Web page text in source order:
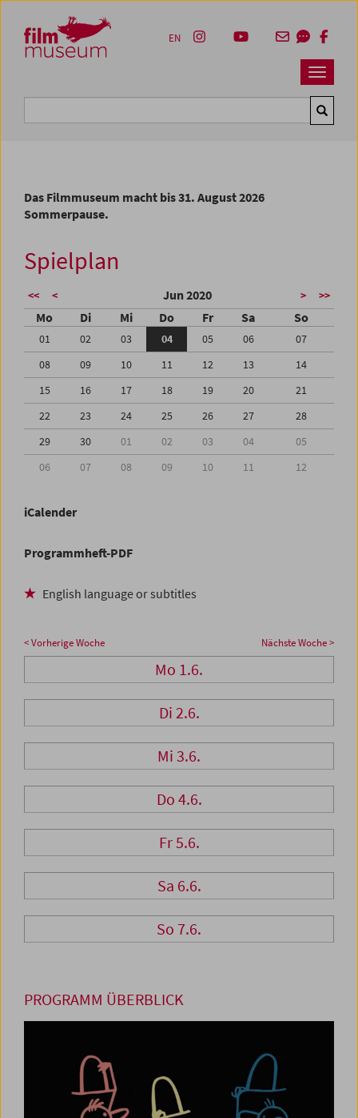
Zum Inhalt
Zum Hauptmenü
Zur Servicenavigation
Zum Suche
Navbar
EN
Das Filmmuseum macht bis 31. August 2026
Sommerpause.
Spielplan
<< < Jun 2020 > >>
Mo Di Mi Do Fr Sa So
01 02 03 04 05 06
07
08
09 10 11 12 13
14
15
16 17 18 19 20
21
22
23 24 25 26 27
28
29
30 01 02 03 04
05
06
07 08 09 10 11 12
iCalender
Programmheft-PDF
English language or subtitles
< Vorherige Woche Nächste Woche >
Mo 1.6.
Di 2.6.
Mi 3.6.
Do 4.6.
Fr 5.6.
Sa 6.6.
So 7.6.
PROGRAMM ÜBERBLICK